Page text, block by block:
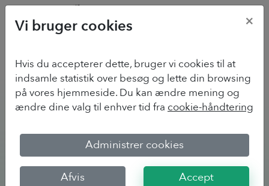
Drag'n Survey til
startups
Har du brug for at lave en
markedsundersøgelse, indsamle feedback
på dit MVP (minimalt levedygtigt produkt)
Vi bruger cookies ×
Hvis du accepterer dette, bruger vi cookies til at
indsamle statistik over besøg og lette din browsing
på vores hjemmeside. Du kan ændre mening og
ændre dine valg til enhver tid fra cookie-håndtering
Administrer cookies
Afvis Accept